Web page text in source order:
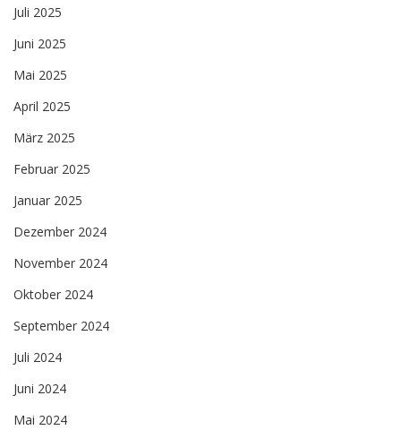
Juli 2025
Juni 2025
Mai 2025
April 2025
März 2025
Februar 2025
Januar 2025
Dezember 2024
November 2024
Oktober 2024
September 2024
Juli 2024
Juni 2024
Mai 2024